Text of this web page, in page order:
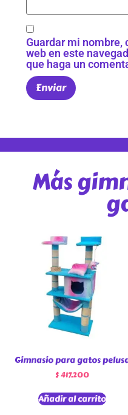
Guardar mi
web en este
que haga un
Más
Gimnasio para gatos
$417.200
Añadir al carrito